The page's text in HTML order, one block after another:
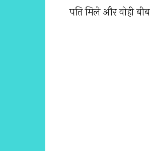
पति मिले और वोही